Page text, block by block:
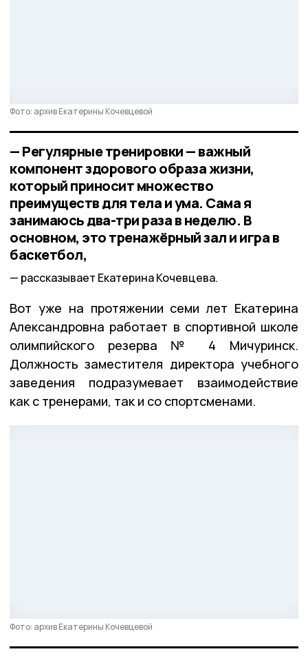
Фото: архив Екатерины Кочевцевой
— Регулярные тренировки — важный
компонент здорового образа жизни,
который приносит множество
преимуществ для тела и ума. Сама я
занимаюсь два-три раза в неделю. В
основном, это тренажёрный зал и игра в
баскетбол,
рассказывает Екатерина Кочевцева.
Вот уже на протяжении семи лет Екатерина
Александровна работает в спортивной школе
олимпийского резерва № 4 Мичуринск.
Должность заместителя директора учебного
заведения подразумевает взаимодействие
как с тренерами, так и со спортсменами.
Фото: архив Екатерины Кочевцевой